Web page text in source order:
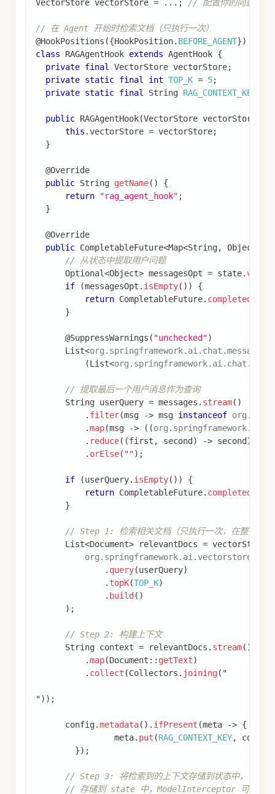
VectorStore vectorStore = . . . ; // 配置你的向量存储
// 在 Agent 开始时检索文档（只执行一次）
@HookPositions ({HookPosition. BEFORE_AGENT})
class
RAGAgentHook extends AgentHook {
private final VectorStore vectorStore;
private static final int TOP_K = 5;
private static final String RAG_CONTEXT_KEY
public RAGAgentHook(VectorStore vectorStore
this .vectorStore = vectorStore;
}
@Override
public String getName( )
{
return
"rag_agent_hook" ;
}
@Override
public CompletableFuture<Map<String, Object
// 从状态中提取用户问题
Optional<Object> messagesOpt = state.value
if
(messagesOpt . isEmpty( ) )
{
return CompletableFuture.
}
@SuppressWarnings ( "unchecked")
List<org . springframework. ai . chat .messages
(List<org . springframework. ai . chat .
// 提取最后一个用户消息作为查询
String userQuery = messages . stream( )
. filter(msg -> msg instanceof org .
.map(msg -> ( (org . springframework.
. reduce( (first , second ) -> second )
. orElse( "") ;
if (userQuery. isEmpty( ) )
{
return CompletableFuture.
}
// Step 1: 检索相关文档（只执行一次，在整个
List<Document> relevantDocs = vectorStore
org . springframework. ai . vectorstore
. query(userQuery)
. topK(TOP_K)
. build ( )
) ;
// Step 2: 构建上下文
String context = relevantDocs . stream( )
.map(Document :: getText)
. collect (Collectors . joining( "
") ) ;
      config
.metadata( ) . ifPresent (meta -> {
		meta
. put (RAG_CONTEXT_KEY,
}) ;
// Step 3: 将检索到的上下文存储到状态中，供
// 存储到 state 中，ModelInterceptor 可以通